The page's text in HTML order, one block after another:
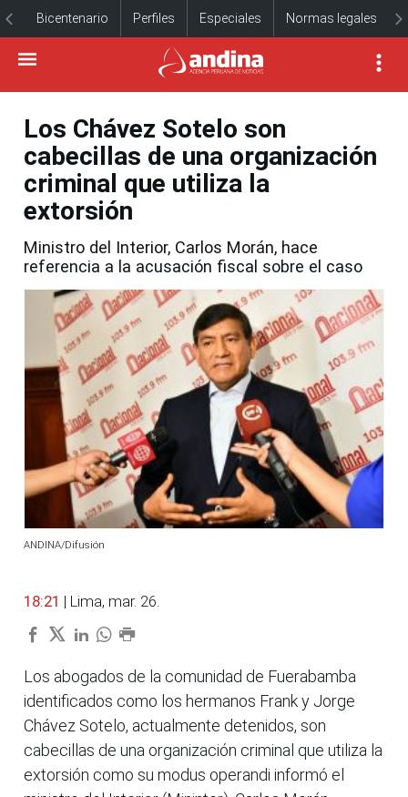
Bicentenario Perfiles Especiales Normas legales
Los Chávez Sotelo son
cabecillas de una organización
criminal que utiliza la
extorsión
Ministro del Interior, Carlos Morán, hace
referencia a la acusación fiscal sobre el caso
ANDINA/Difusión
18:21 | Lima, mar. 26.
Los abogados de la comunidad de Fuerabamba
identificados como los hermanos Frank y Jorge
Chávez Sotelo, actualmente detenidos, son
cabecillas de una organización criminal que utiliza la
extorsión como su modus operandi informó el